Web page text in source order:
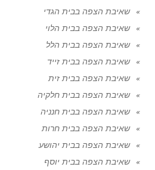
שאיבת הצפה בבית הגדי
שאיבת הצפה בבית הלוי
שאיבת הצפה בבית הלל
שאיבת הצפה בבית זייד
שאיבת הצפה בבית זית
שאיבת הצפה בבית חלקיה
שאיבת הצפה בבית חנניה
שאיבת הצפה בבית חרות
שאיבת הצפה בבית יהושע
שאיבת הצפה בבית יוסף